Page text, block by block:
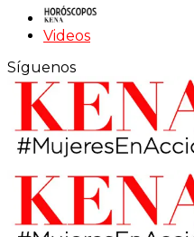
Videos
Síguenos